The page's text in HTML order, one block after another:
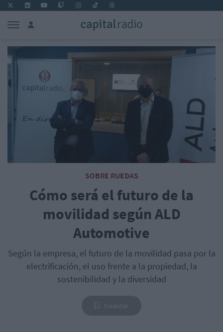
SOBRE RUEDAS
Cómo será el futuro de la
movilidad según ALD
Automotive
Según la empresa, el futuro de la movilidad pasa por la
electrificación, el uso frente a la propiedad, la
sostenibilidad y la diversidad